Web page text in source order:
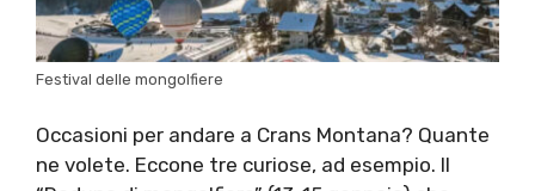
Festival delle mongolfiere
Occasioni per andare a Crans Montana? Quante
ne volete. Eccone tre curiose, ad esempio. Il